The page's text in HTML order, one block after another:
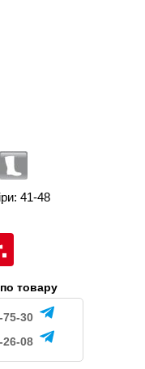
41-48
товару
75-30
26-08